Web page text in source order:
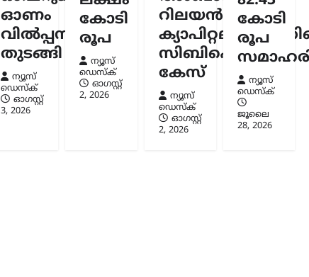
ഓണം
വിൽപ്പന
തുടങ്ങി
ന്യൂസ്
ഡെസ്ക്
ഓഗസ്റ്റ്‌
3, 2026
കോടി
രൂപ
ന്യൂസ്
ഡെസ്ക്
ഓഗസ്റ്റ്‌
2, 2026
റിലയൻസ്
സിബിഐ
കേസ്
ന്യൂസ്
ഡെസ്ക്
ഓഗസ്റ്റ്‌
2, 2026
കോടി
രൂപ
ന്യൂസ്
ഡെസ്ക്
ജൂലൈ
28, 2026